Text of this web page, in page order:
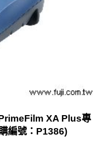
XA Plus專
編號：P1386)